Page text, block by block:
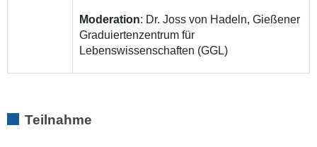
Moderation: Dr. Joss von Hadeln, Gießener
Graduiertenzentrum für
Lebenswissenschaften (GGL)
Teilnahme